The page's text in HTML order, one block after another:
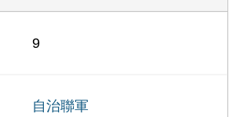
9
自治聯軍